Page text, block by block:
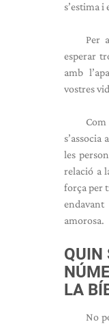
s’estima i
Per
esperar
amb
vostres
les
relació a
força per
amorosa.
QUIN
LA
No